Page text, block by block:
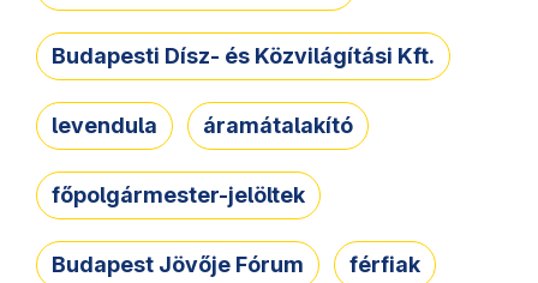
Budapesti Dísz- és Közvilágítási Kft.
levendula áramátalakító
főpolgármester-jelöltek
Budapest Jövője Fórum férfiak